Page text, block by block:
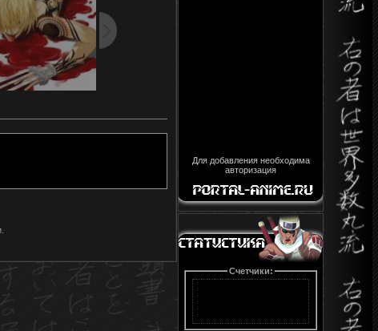
Для добавления необходима
авторизация
Счетчики: